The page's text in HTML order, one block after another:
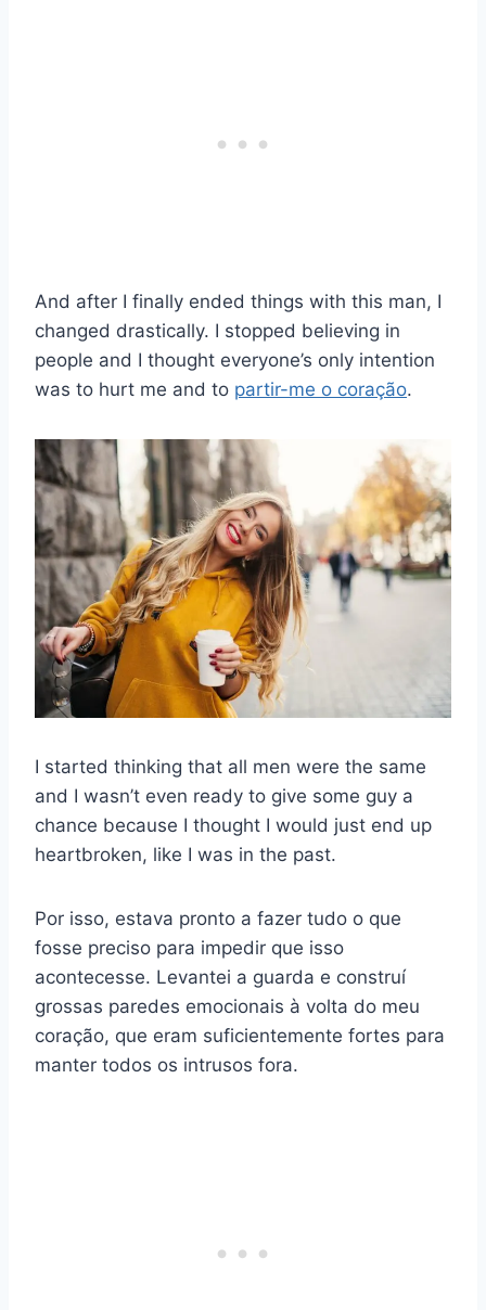
And after I finally ended things with this man, I
changed drastically. I stopped believing in
people and I thought everyone’s only intention
was to hurt me and to partir-me o coração.
I started thinking that all men were the same
and I wasn’t even ready to give some guy a
chance because I thought I would just end up
heartbroken, like I was in the past.
Por isso, estava pronto a fazer tudo o que
fosse preciso para impedir que isso
acontecesse. Levantei a guarda e construí
grossas paredes emocionais à volta do meu
coração, que eram suficientemente fortes para
manter todos os intrusos fora.